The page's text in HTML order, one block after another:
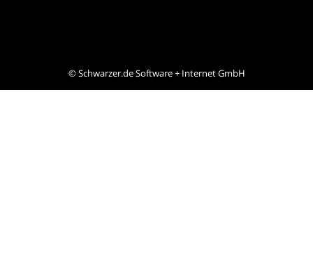
©Schwarzer.de Software + Internet GmbH